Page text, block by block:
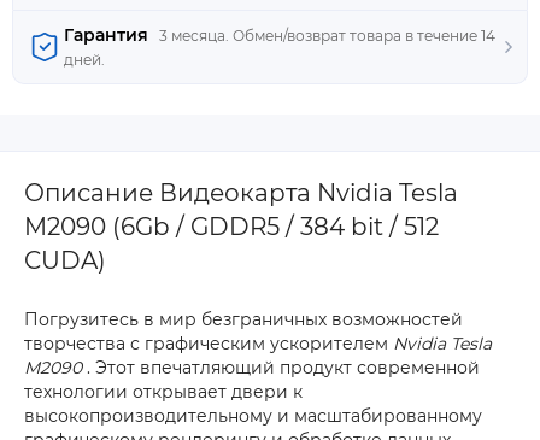
Гарантия
3 месяца. Обмен/возврат товара в течение 14
дней.
Описание Видеокарта Nvidia Tesla
M2090 (6Gb / GDDR5 / 384 bit / 512
CUDA)
Погрузитесь в мир безграничных возможностей
творчества с графическим ускорителем Nvidia Tesla
M2090. Этот впечатляющий продукт современной
технологии открывает двери к
высокопроизводительному и масштабированному